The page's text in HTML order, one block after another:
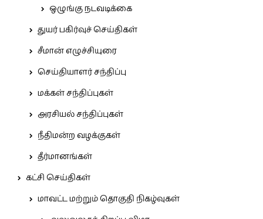
ஒழுங்கு நடவடிக்கை
துயர் பகிர்வுச் செய்திகள்
சீமான் எழுச்சியுரை
செய்தியாளர் சந்திப்பு
மக்கள் சந்திப்புகள்
அரசியல் சந்திப்புகள்
நீதிமன்ற வழக்குகள்
தீர்மானங்கள்
கட்சி செய்திகள்
மாவட்ட மற்றும் தொகுதி நிகழ்வுகள்